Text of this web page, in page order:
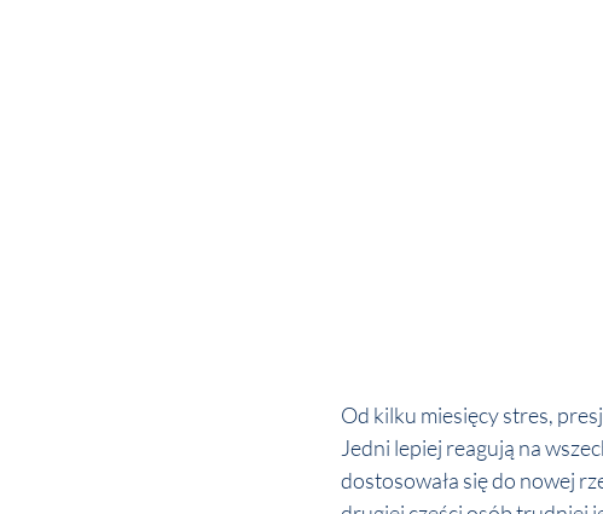
Od kilku miesięcy stres,
Jedni lepiej reagują na
dostosowała się do nowej